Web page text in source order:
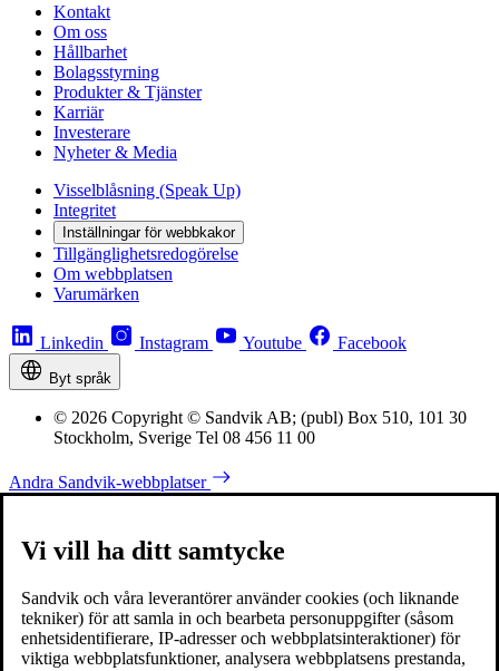
Kontakt
Om oss
Hållbarhet
Bolagsstyrning
Produkter & Tjänster
Karriär
Investerare
Nyheter & Media
Visselblåsning (Speak Up)
Integritet
Inställningar för webbkakor
Tillgänglighetsredogörelse
Om webbplatsen
Varumärken
Linkedin Instagram Youtube Facebook
Byt språk
© 2026 Copyright © Sandvik AB; (publ) Box 510, 101 30
Stockholm, Sverige Tel 08 456 11 00
Andra Sandvik-webbplatser
Vi vill ha ditt samtycke
Sandvik och våra leverantörer använder cookies (och liknande
tekniker) för att samla in och bearbeta personuppgifter (såsom
enhetsidentifierare, IP-adresser och webbplatsinteraktioner) för
viktiga webbplatsfunktioner, analysera webbplatsens prestanda,